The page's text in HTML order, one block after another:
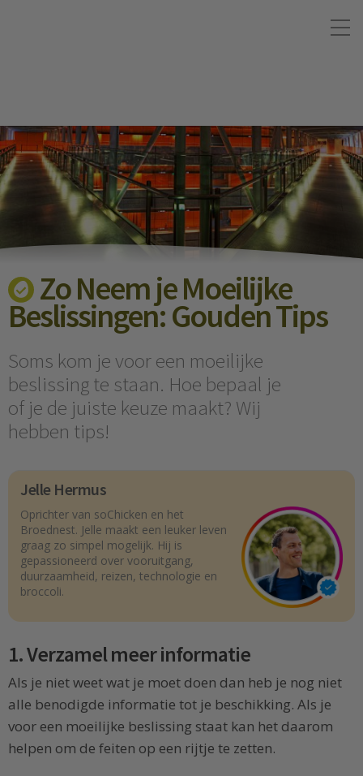
Zo Neem je Moeilijke
Beslissingen: Gouden Tips
Soms kom je voor een moeilijke
beslissing te staan. Hoe bepaal je
of je de juiste keuze maakt? Wij
hebben tips!
Jelle Hermus
Oprichter van soChicken en het
Broednest. Jelle maakt een leuker leven
graag zo simpel mogelijk. Hij is
gepassioneerd over vooruitgang,
duurzaamheid, reizen, technologie en
broccoli.
1. Verzamel meer informatie
Als je niet weet wat je moet doen dan heb je nog niet
alle benodigde informatie tot je beschikking. Als je
voor een moeilijke beslissing staat kan het daarom
helpen om de feiten op een rijtje te zetten.